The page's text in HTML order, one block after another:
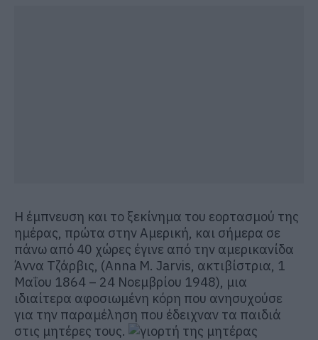
Η έμπνευση και το ξεκίνημα του εορτασμού της
ημέρας, πρώτα στην Αμερική, και σήμερα σε
πάνω από 40 χώρες έγινε από την αμερικανίδα
Άννα Τζάρβις, (Anna M. Jarvis, ακτιβίστρια, 1
Μαΐου 1864 – 24 Νοεμβρίου 1948), μια
ιδιαίτερα αφοσιωμένη κόρη που ανησυχούσε
για την παραμέληση που έδειχναν τα παιδιά
στις μητέρες τους.